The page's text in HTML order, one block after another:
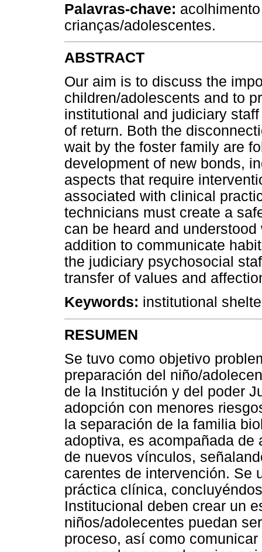
Palavras-chave:
crianças/adolescentes.
ABSTRACT
Our aim is to discuss the
children/adolescents and to
institutional and judiciary
of return. Both the
wait by the foster family are
development of new bonds,
aspects that require
associated with clinical
technicians must create a
can be heard and
addition to communicate
the judiciary psychosocial
transfer of values and
Keywords: institutional
RESUMEN
Se tuvo como objetivo
preparación del niño/
de la Institución y del poder
adopción con menores
la separación de la familia
adoptiva, es acompañada
de nuevos vínculos,
carentes de intervención. Se
práctica clínica,
Institucional deben crear un
niños/adolecentes puedan
proceso, así como